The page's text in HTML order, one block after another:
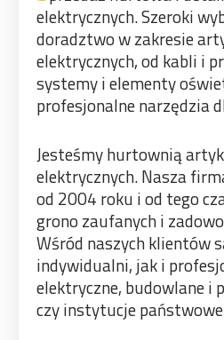
elektrycznych. Szeroki
doradztwo w zakresie
elektrycznych, od kabli i
systemy i elementy
profesjonalne narzędzia
Jesteśmy hurtownią
elektrycznych. Nasza
od 2004 roku i od tego
grono zaufanych i
Wśród naszych klientów
indywidualni, jak i
elektryczne, budowlane i
czy instytucje